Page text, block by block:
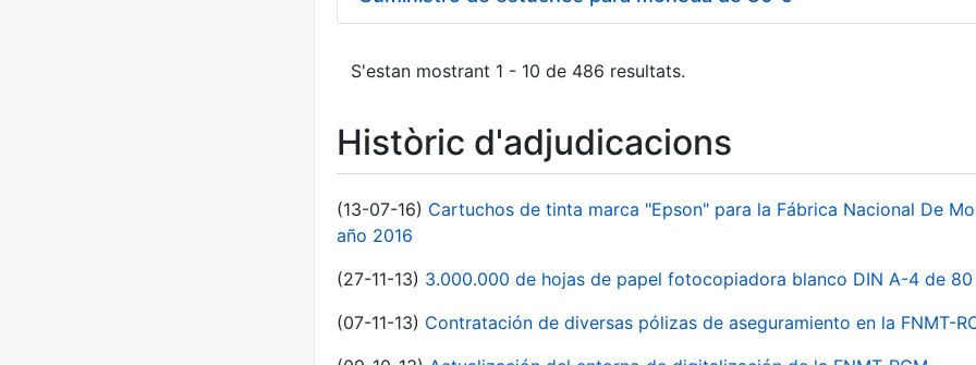
S'estan mostrant 1 - 10 de 486 resultats.
Històric d'adjudicacions
(13-07-16) Cartuchos de tinta marca "Epson" para la Fábrica Nacional De
año 2016
(27-11-13) 3.000.000 de hojas de papel fotocopiadora blanco DIN A-4 de 80
(07-11-13) Contratación de diversas pólizas de aseguramiento en la FNMT-